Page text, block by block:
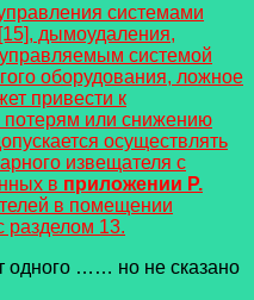
системами
дымоудаления,
системой
оборудования, ложное
привести к
или снижению
осуществлять
извещателя с
в приложении Р.
в помещении
разделом 13.
одного …… но не сказано